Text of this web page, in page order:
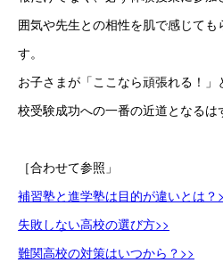
囲気や先生との相性を肌で感じても
す。
お子さまが「ここなら頑張れる！
校受験成功への一番の近道となるは
［合わせて参照」
補習塾と進学塾は目的が違いとは？
失敗しない高校の選び方>>
難関高校の対策はいつから？>>